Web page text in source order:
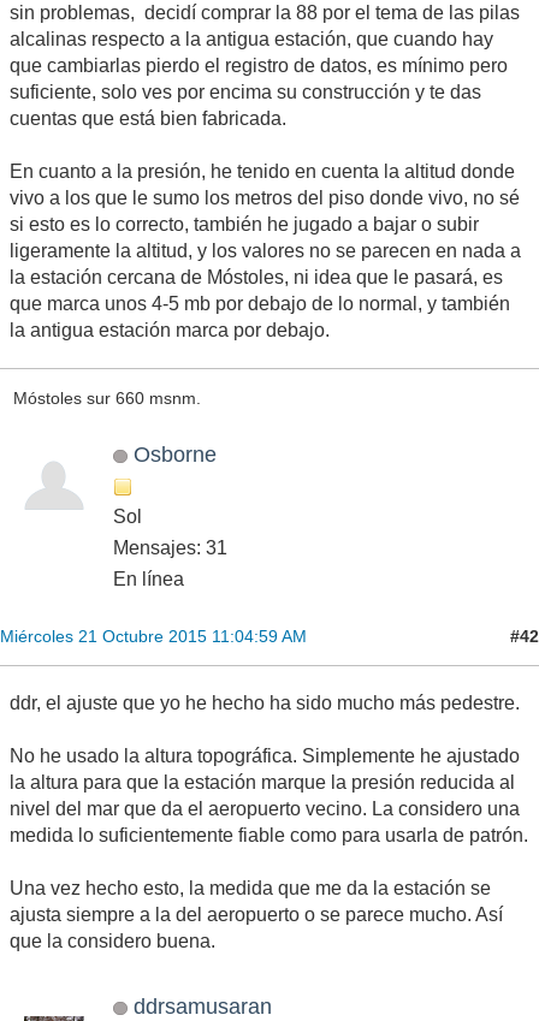
sin problemas, decidí comprar la 88 por el tema de las pilas
alcalinas respecto a la antigua estación, que cuando hay
que cambiarlas pierdo el registro de datos, es mínimo pero
suficiente, solo ves por encima su construcción y te das
cuentas que está bien fabricada.
En cuanto a la presión, he tenido en cuenta la altitud donde
vivo a los que le sumo los metros del piso donde vivo, no sé
si esto es lo correcto, también he jugado a bajar o subir
ligeramente la altitud, y los valores no se parecen en nada a
la estación cercana de Móstoles, ni idea que le pasará, es
que marca unos 4-5 mb por debajo de lo normal, y también
la antigua estación marca por debajo.
Móstoles sur 660 msnm.
Osborne
Sol
Mensajes: 31
En línea
Miércoles 21 Octubre 2015 11:04:59 AM #42
ddr, el ajuste que yo he hecho ha sido mucho más pedestre.
No he usado la altura topográfica. Simplemente he ajustado
la altura para que la estación marque la presión reducida al
nivel del mar que da el aeropuerto vecino. La considero una
medida lo suficientemente fiable como para usarla de patrón.
Una vez hecho esto, la medida que me da la estación se
ajusta siempre a la del aeropuerto o se parece mucho. Así
que la considero buena.
ddrsamusaran